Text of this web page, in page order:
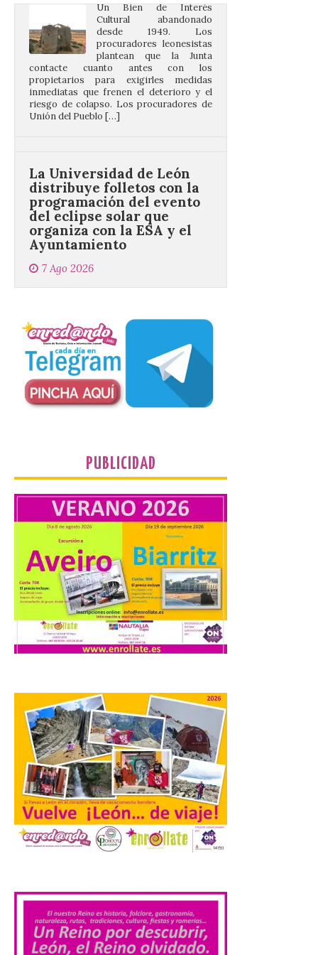
procuradores leonesistas
plantean que la Junta
contacte cuanto antes con los
propietarios para exigirles medidas
inmediatas que frenen el deterioro y el
riesgo de colapso. Los procuradores de
Unión del Pueblo […]
del eclipse solar que
organiza con la ESA y el
Ayuntamiento
7 Ago 2026
León e incluyen, además
del programa del evento, una guía
práctica con recomendaciones
elaboradas por especialistas para
observar el eclipse con seguridad León, 7
de agosto de 2026. La programación […]
localizar y disfrutar del
eclipse solar del 12 de
agosto con seguridad
7 Ago 2026
Se trata de un visor web
que permite conocer la
posición exacta del Sol y
así localizar el lugar ideal
para observar el eclipse
solar del 12 de agosto de 2026 sin
obstáculos. El visor es una herramienta a
la […]
El eclipse genera un boom
de reservas hoteleras y
precios desorbitados,
según SiteMinder
7 Ago 2026
Asturias lidera el impacto
del fenómeno, con el
mayor aumento en
reservas, precios y
estancias más breves en torno al evento.
Madrid, 7 agosto de […]
PUBLICIDAD